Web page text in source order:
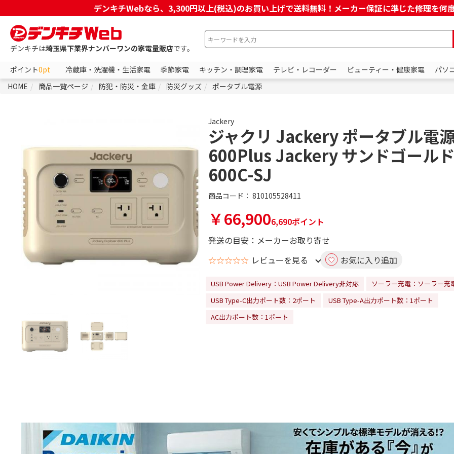
デンキチWebなら、3,300円以上(税込)のお買い上げで送料無料！メーカー保証に準じた修理を何
デンキチは埼玉県下業界ナンバーワンの家電量販店です。
ポイント0pt 冷蔵庫・洗濯機・生活家電 季節家電 キッチン・調理家電 テレビ・レコーダー ビューティー・健康家電
パソ
HOME
商品一覧ページ 防犯・防災・金庫 防災グッズ ポータブル電源
Jackery
ジャクリ Jackery ポータブル電
600Plus Jackery サンドゴール
600C-SJ
商品コード： 810105528411
￥66,9006,690ポイント
発送の目安：メーカーお取り寄せ
☆☆☆☆☆ レビューを見る お気に入り追加
USB Power Delivery：USB Power Delivery非対応
ソーラー充電：ソーラー充
USB Type-C出力ポート数：2ポート
USB Type-A出力ポート数：1ポート
AC出力ポート数：1ポート